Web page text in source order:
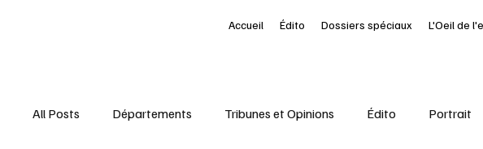
Accueil Édito Dossiers spéciaux L'Oeil de
All Posts Départements Tribunes et Opinions Édito Portrait